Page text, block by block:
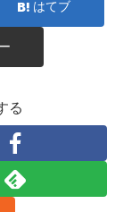
はてブ
る